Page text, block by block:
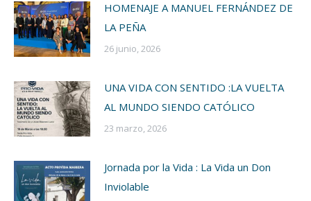
HOMENAJE A MANUEL FERNÁNDEZ DE
LA PEÑA
26 junio, 2026
UNA VIDA CON SENTIDO :LA VUELTA
AL MUNDO SIENDO CATÓLICO
23 marzo, 2026
Jornada por la Vida : La Vida un Don
Inviolable